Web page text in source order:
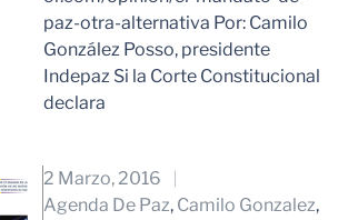
paz-otra-alternativa Por: Camilo
González Posso, presidente
Indepaz Si la Corte Constitucional
declara
2 Marzo, 2016
Agenda De Paz, Camilo Gonzalez